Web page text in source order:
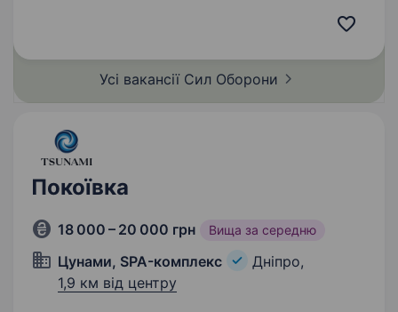
MS Office на високому рівні;…
Усі вакансії Сил Оборони
Покоївка
18 000 – 20 000 грн Вища за середню
Цунами, SPA-комплекс
Дніпро,
1,9 км від центру